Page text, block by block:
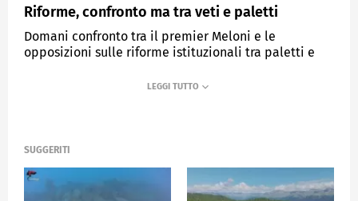
Riforme, confronto ma tra veti e paletti
Domani confronto tra il premier Meloni e le
opposizioni sulle riforme istituzionali tra paletti e
SUGGERITI